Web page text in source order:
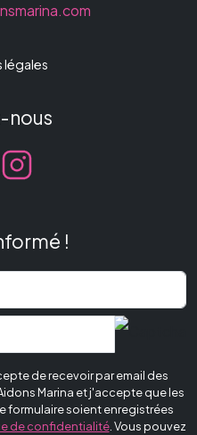
légales
nous
!
de recevoir par email des
Marina et j'accepte que les
formulaire soient enregistrées
de confidentialité. Vous pouvez